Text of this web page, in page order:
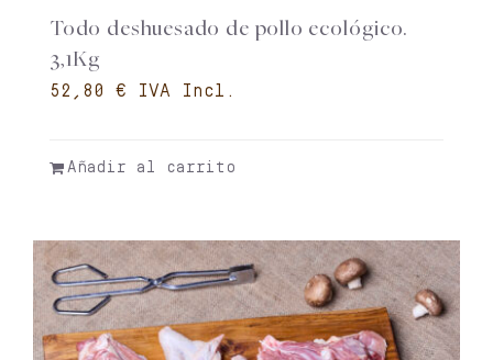
Todo deshuesado de pollo ecológico.
3,1Kg
€
Añadir al carrito